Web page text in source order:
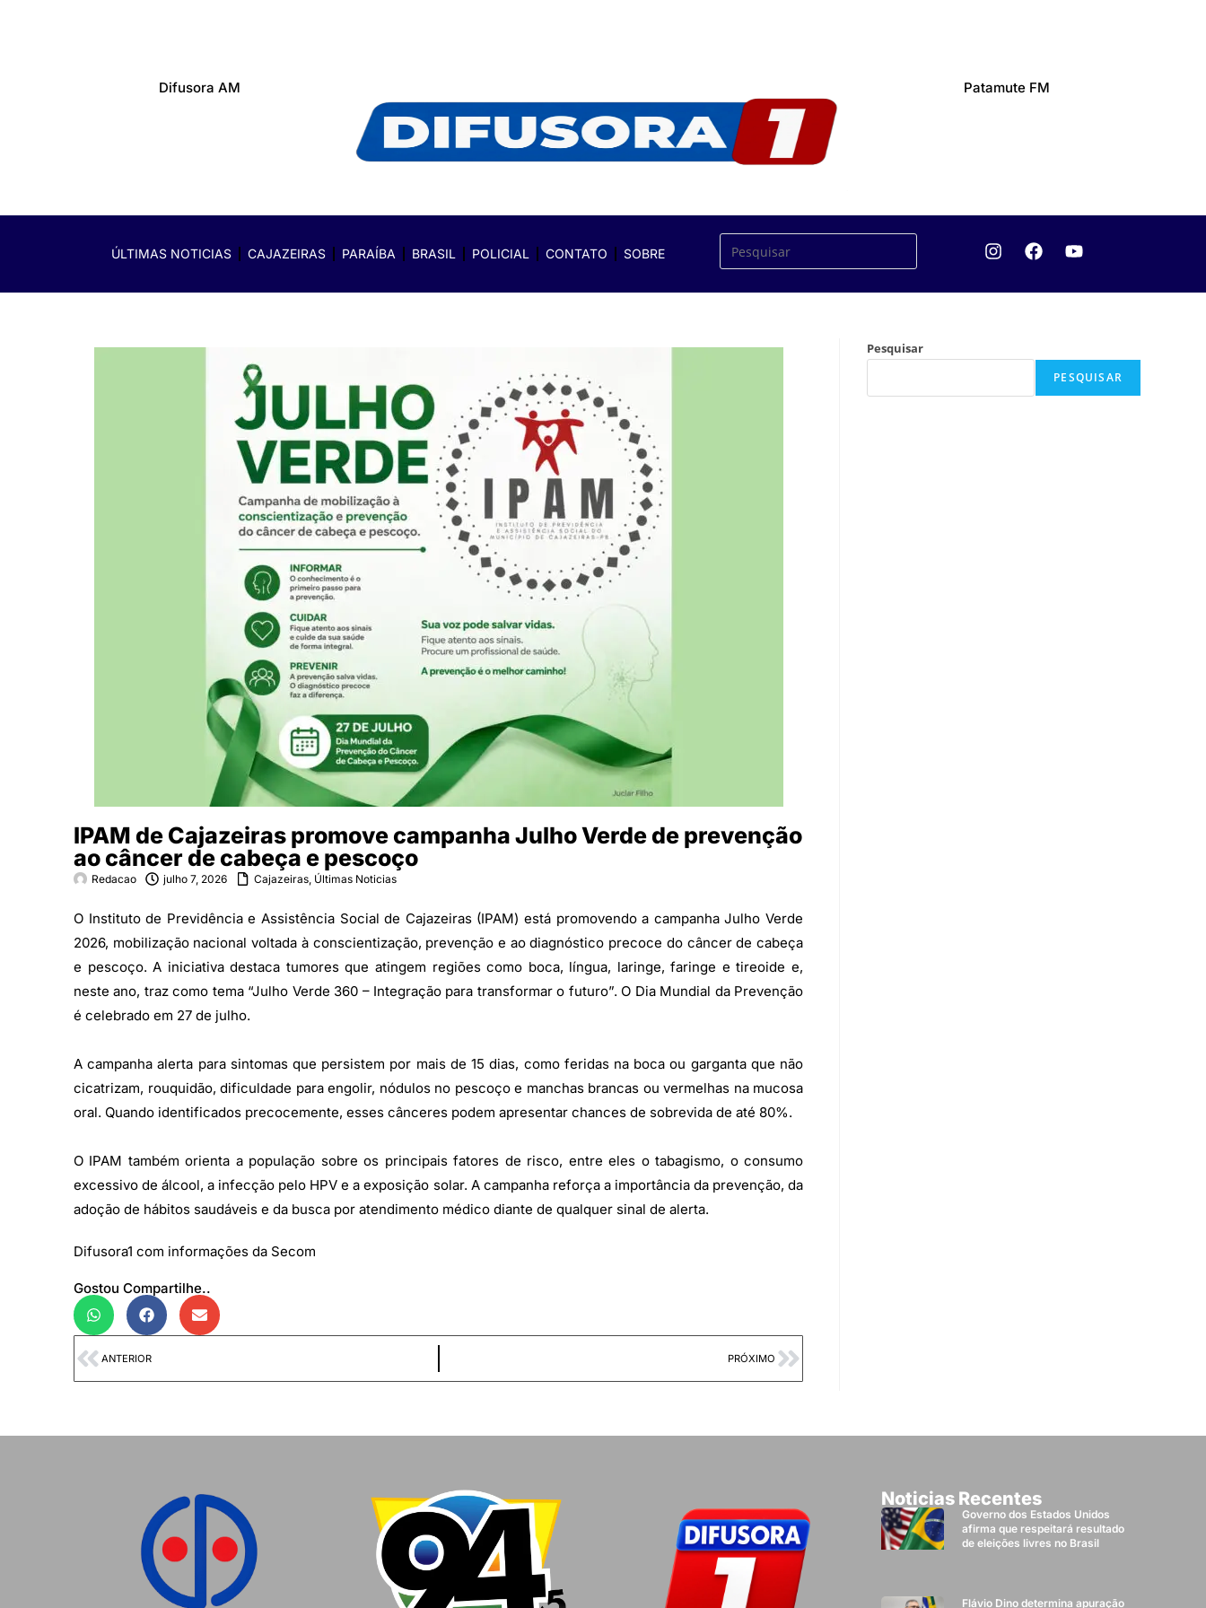
Difusora AM Patamute FM
ÚLTIMAS NOTICIAS CAJAZEIRAS PARAÍBA BRASIL POLICIAL CONTATO SOBRE
IPAM de Cajazeiras promove campanha Julho Verde de prevenção
ao câncer de cabeça e pescoço
Redacao julho 7, 2026 Cajazeiras, Últimas Noticias
O Instituto de Previdência e Assistência Social de Cajazeiras (IPAM) está promovendo a campanha Julho Verde
2026, mobilização nacional voltada à conscientização, prevenção e ao diagnóstico precoce do câncer de cabeça
e pescoço. A iniciativa destaca tumores que atingem regiões como boca, língua, laringe, faringe e tireoide e,
neste ano, traz como tema “Julho Verde 360 – Integração para transformar o futuro”. O Dia Mundial da Prevenção
é celebrado em 27 de julho.
A campanha alerta para sintomas que persistem por mais de 15 dias, como feridas na boca ou garganta que não
cicatrizam, rouquidão, dificuldade para engolir, nódulos no pescoço e manchas brancas ou vermelhas na mucosa
oral. Quando identificados precocemente, esses cânceres podem apresentar chances de sobrevida de até 80%.
O IPAM também orienta a população sobre os principais fatores de risco, entre eles o tabagismo, o consumo
excessivo de álcool, a infecção pelo HPV e a exposição solar. A campanha reforça a importância da prevenção, da
adoção de hábitos saudáveis e da busca por atendimento médico diante de qualquer sinal de alerta.
Difusora1 com informações da Secom
Gostou Compartilhe..
ANTERIOR PRÓXIMO
Pesquisar
PESQUISAR
Noticias Recentes
Governo dos Estados Unidos
afirma que respeitará resultado
de eleições livres no Brasil
Flávio Dino determina apuração